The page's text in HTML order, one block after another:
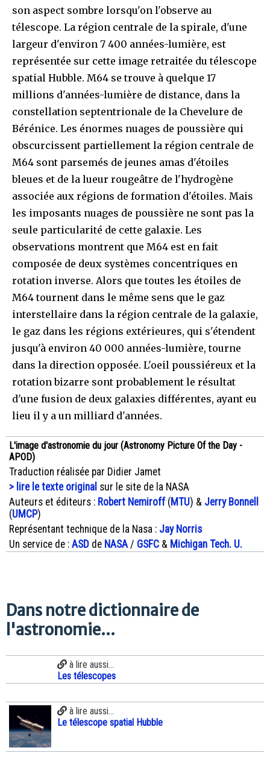
son aspect sombre lorsqu'on l'observe au
télescope. La région centrale de la spirale, d'une
largeur d'environ 7 400 années-lumière, est
représentée sur cette image retraitée du télescope
spatial Hubble. M64 se trouve à quelque 17
millions d'années-lumière de distance, dans la
constellation septentrionale de la Chevelure de
Bérénice. Les énormes nuages de poussière qui
obscurcissent partiellement la région centrale de
M64 sont parsemés de jeunes amas d'étoiles
bleues et de la lueur rougeâtre de l'hydrogène
associée aux régions de formation d'étoiles. Mais
les imposants nuages de poussière ne sont pas la
seule particularité de cette galaxie. Les
observations montrent que M64 est en fait
composée de deux systèmes concentriques en
rotation inverse. Alors que toutes les étoiles de
M64 tournent dans le même sens que le gaz
interstellaire dans la région centrale de la galaxie,
le gaz dans les régions extérieures, qui s'étendent
jusqu'à environ 40 000 années-lumière, tourne
dans la direction opposée. L'oeil poussiéreux et la
rotation bizarre sont probablement le résultat
d'une fusion de deux galaxies différentes, ayant eu
lieu il y a un milliard d'années.
L'image d'astronomie du jour (Astronomy Picture Of the Day -
APOD)
Traduction réalisée par Didier Jamet
> lire le texte original sur le site de la NASA
Auteurs et éditeurs : Robert Nemiroff(MTU) & Jerry Bonnell
(UMCP)
Représentant technique de la Nasa : Jay Norris
Un service de : ASD de NASA / GSFC & Michigan Tech. U.
Dans notre dictionnaire de
l'astronomie...
à lire aussi...
Les télescopes
à lire aussi...
Le télescope spatial Hubble